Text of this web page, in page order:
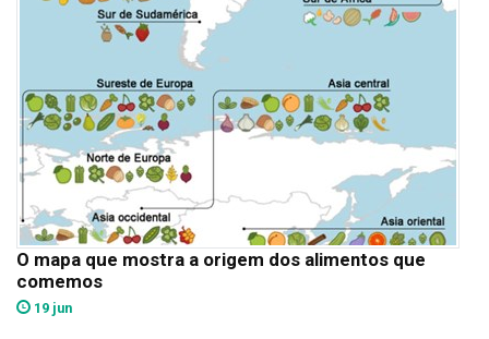
O mapa que mostra a origem dos alimentos que
comemos
19 jun